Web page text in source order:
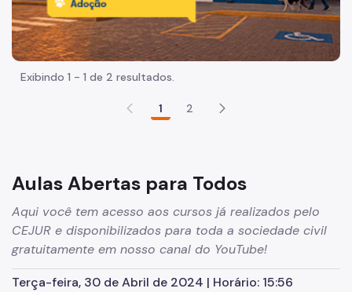
Instrutores
Biblioteca
Cursos Anteriores
Direitos e Deveres do Aluno
Trilhas Formativas
CEJUR Para Todos
Exibindo 1 - 1 de 2 resultados.
1 2
Aulas Abertas para Todos
Aqui você tem acesso aos cursos já realizados pelo
CEJUR e disponibilizados para toda a sociedade civil
gratuitamente em nosso canal do YouTube!
Terça-feira, 30 de Abril de 2024 | Horário: 15:56